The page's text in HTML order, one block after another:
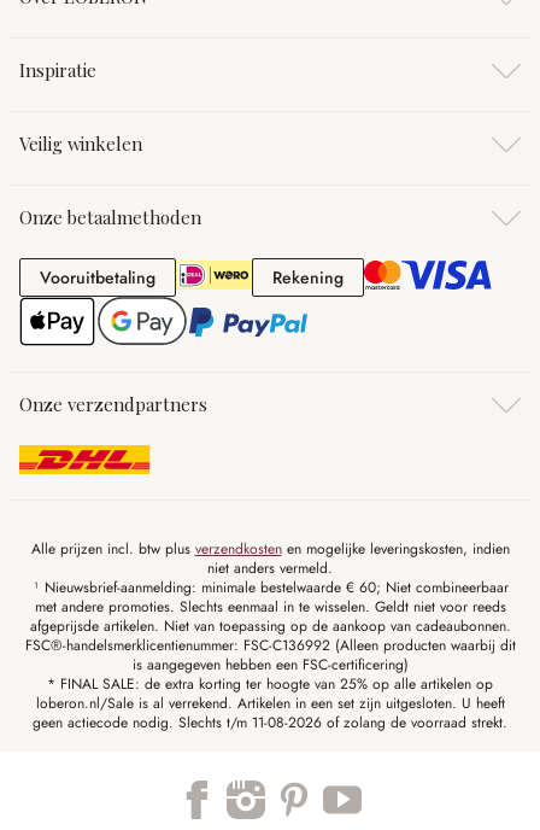
Inspiratie
Veilig winkelen
Onze betaalmethoden
VooruitbetalingVooruitbetaling RekeningRekening
Onze verzendpartners
Alle prijzen incl. btw plus verzendkostenen mogelijke leveringskosten, indien
niet anders vermeld.
¹ Nieuwsbrief-aanmelding: minimale bestelwaarde € 60; Niet combineerbaar
met andere promoties. Slechts eenmaal in te wisselen. Geldt niet voor reeds
afgeprijsde artikelen. Niet van toepassing op de aankoop van cadeaubonnen.
FSC®-handelsmerklicentienummer: FSC-C136992 (Alleen producten waarbij dit
is aangegeven hebben een FSC-certificering)
* FINAL SALE: de extra korting ter hoogte van 25% op alle artikelen op
loberon.nl/Sale is al verrekend. Artikelen in een set zijn uitgesloten. U heeft
geen actiecode nodig. Slechts t/m 11-08-2026 of zolang de voorraad strekt.